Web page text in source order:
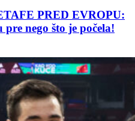
PRED EVROPU:
pre nego što je počela!